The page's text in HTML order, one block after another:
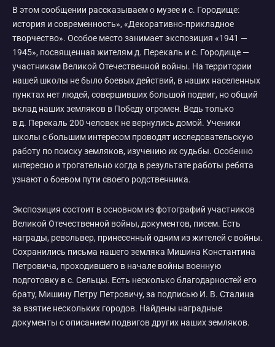
В этом сообщении рассказываем о музее и с. Городище:
история и современность», «Декоративно-прикладное
творчество». Особое место занимает экспозиция «1941 —
1945», посвященная жителям д. Перекаль и с. Городище —
участникам Великой Отечественной войны. На территории
нашей школы не было боевых действий, в наших населенных
пунктах нет людей, совершивших большой подвиг, но общий
вклад наших земляков в Победу огромен. Ведь только
в д. Перекаль 200 человек не вернулись домой. Ученики
школы с большим интересом проводят исследовательскую
работу по поиску земляков, изучению их судьбы. Особенно
интересно и трогательно когда в результате работы ребята
узнают о боевом пути своего родственника.
Экспозиция состоит в основном из фотографий участников
Великой Отечественной войны, документов, писем. Есть
награды, револьвер, принесенный одним из жителей с войны.
Сохранились письма нашего земляка Мишина Константина
Петровича, проходившего в начале войны военную
подготовку в с. Сельцы. Есть несколько благодарностей его
брату, Мишину Петру Петровичу, за подписью И. В. Сталина
за взятие нескольких городов. Найдены наградные
документы с описанием подвигов других наших земляков.